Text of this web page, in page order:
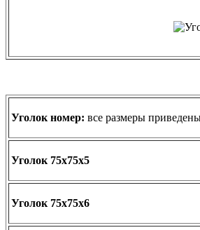
Уголок номер: все размеры
Уголок 75х75х5
Уголок 75х75х6